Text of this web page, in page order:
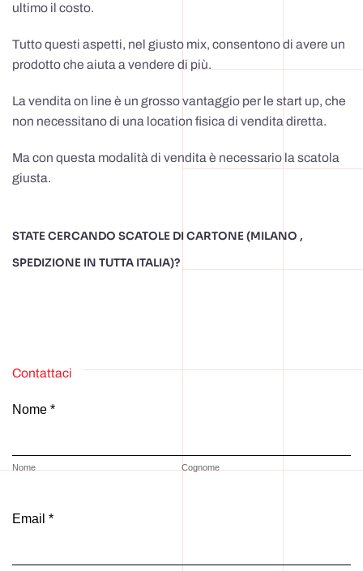
ultimo il costo.
Tutto questi aspetti, nel giusto mix, consentono di avere un
prodotto che aiuta a vendere di più.
La vendita on line è un grosso vantaggio per le start up, che
non necessitano di una location fisica di vendita diretta.
Ma con questa modalità di vendita è necessario la scatola
giusta.
STATE CERCANDO SCATOLE DI CARTONE (MILANO ,
SPEDIZIONE IN TUTTA ITALIA)?
Contattaci
Nome *
Nome Cognome
Email *